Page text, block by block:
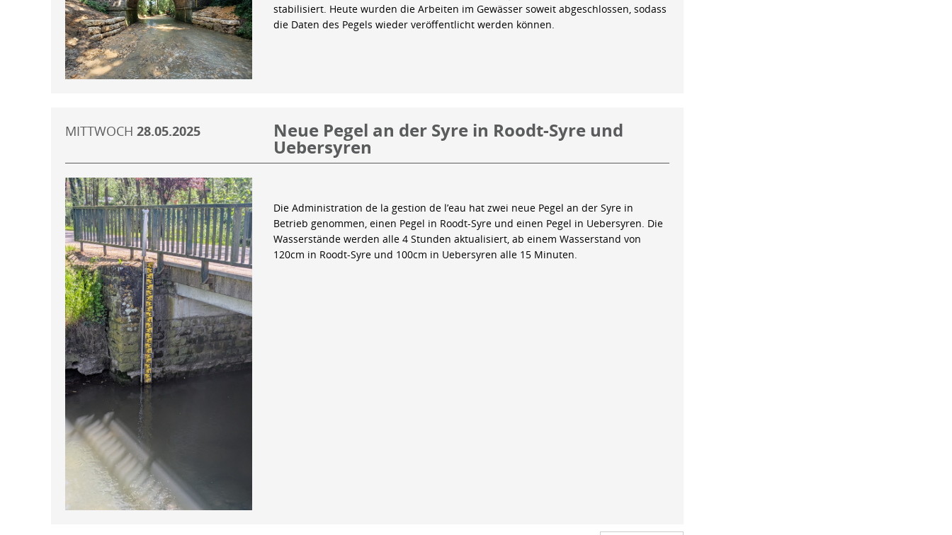
stabilisiert. Heute wurden die Arbeiten im Gewässer soweit abgeschlossen, sodass
die Daten des Pegels wieder veröffentlicht werden können.
MITTWOCH 28.05.2025 Neue Pegel an der Syre in Roodt-Syre und
Uebersyren
Die Administration de la gestion de l’eau hat zwei neue Pegel an der Syre in
Betrieb genommen, einen Pegel in Roodt-Syre und einen Pegel in Uebersyren. Die
Wasserstände werden alle 4 Stunden aktualisiert, ab einem Wasserstand von
120cm in Roodt-Syre und 100cm in Uebersyren alle 15 Minuten.